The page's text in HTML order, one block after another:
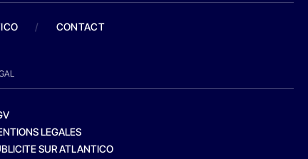
/ CONTACT
LEGALES
SUR ATLANTICO